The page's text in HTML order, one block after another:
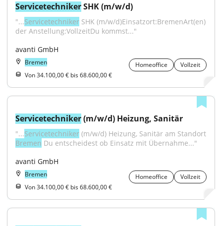
Servicetechniker SHK (m/w/d)
"...Servicetechniker SHK (m/w/d)Einsatzort:BremenArt(en)
der Anstellung:VollzeitDu kommst..."
avanti GmbH
Bremen Homeoffice
Vollzeit
Von 34.100,00 € bis 68.600,00 €
Servicetechniker (m/w/d) Heizung, Sanitär
"...Servicetechniker
Bremen Du entscheidest ob Einsatz mit Übernahme..."
avanti GmbH
Bremen Homeoffice
Vollzeit
Von 34.100,00 € bis 68.600,00 €